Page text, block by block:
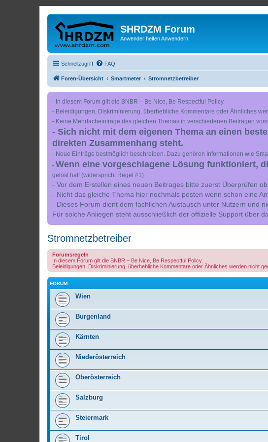
SHRDZM Forum
Anwender helfen Anwendern.
Schnellzugriff FAQ
Foren-Übersicht Smartmeter Stromnetzbetreiber
- In diesem Forum gilt die BNBR – Be Nice, Be Respectful Policy.
- Beleidigungen, Diskriminierung, überhebliche Kommentare oder Ähnliches
- Keine Mehrfacheinträge des gleichen Themas in verschiedenen Beiträgen vom
- Sich nicht mit dem eigenen Thema an einen
direkten Zusammenhang steht.
- Neue Einträge bestmöglich beschreiben. Dazu gehören Informationen wie
- Wenn eine vorgeschlagene Lösung funktioniert,
gelöst hat! (widerspricht Regel #1)
- Vor dem Erstellen eines neuen Beitrages bitte zuerst Überprüfen
- Nicht das gleiche Thema hier nochmals posten wenn schon eine
- Dieses Forum dient dem fachlichen Austausch unter Nutzern und
Für solche Anliegen steht ausschließlich der offizielle Support über
Stromnetzbetreiber
Forumsregeln
In diesem Forum gilt die BNBR – Be Nice, Be Respectful Policy.
Beleidigungen, Diskriminierung, überhebliche Kommentare oder Ähnliches werden nicht
FORUM
Wien
Burgenland
Kärnten
Niederösterreich
Oberösterreich
Salzburg
Steiermark
Tirol